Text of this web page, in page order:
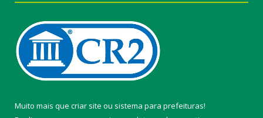
Muito mais que criar site ou sistema para prefeituras!